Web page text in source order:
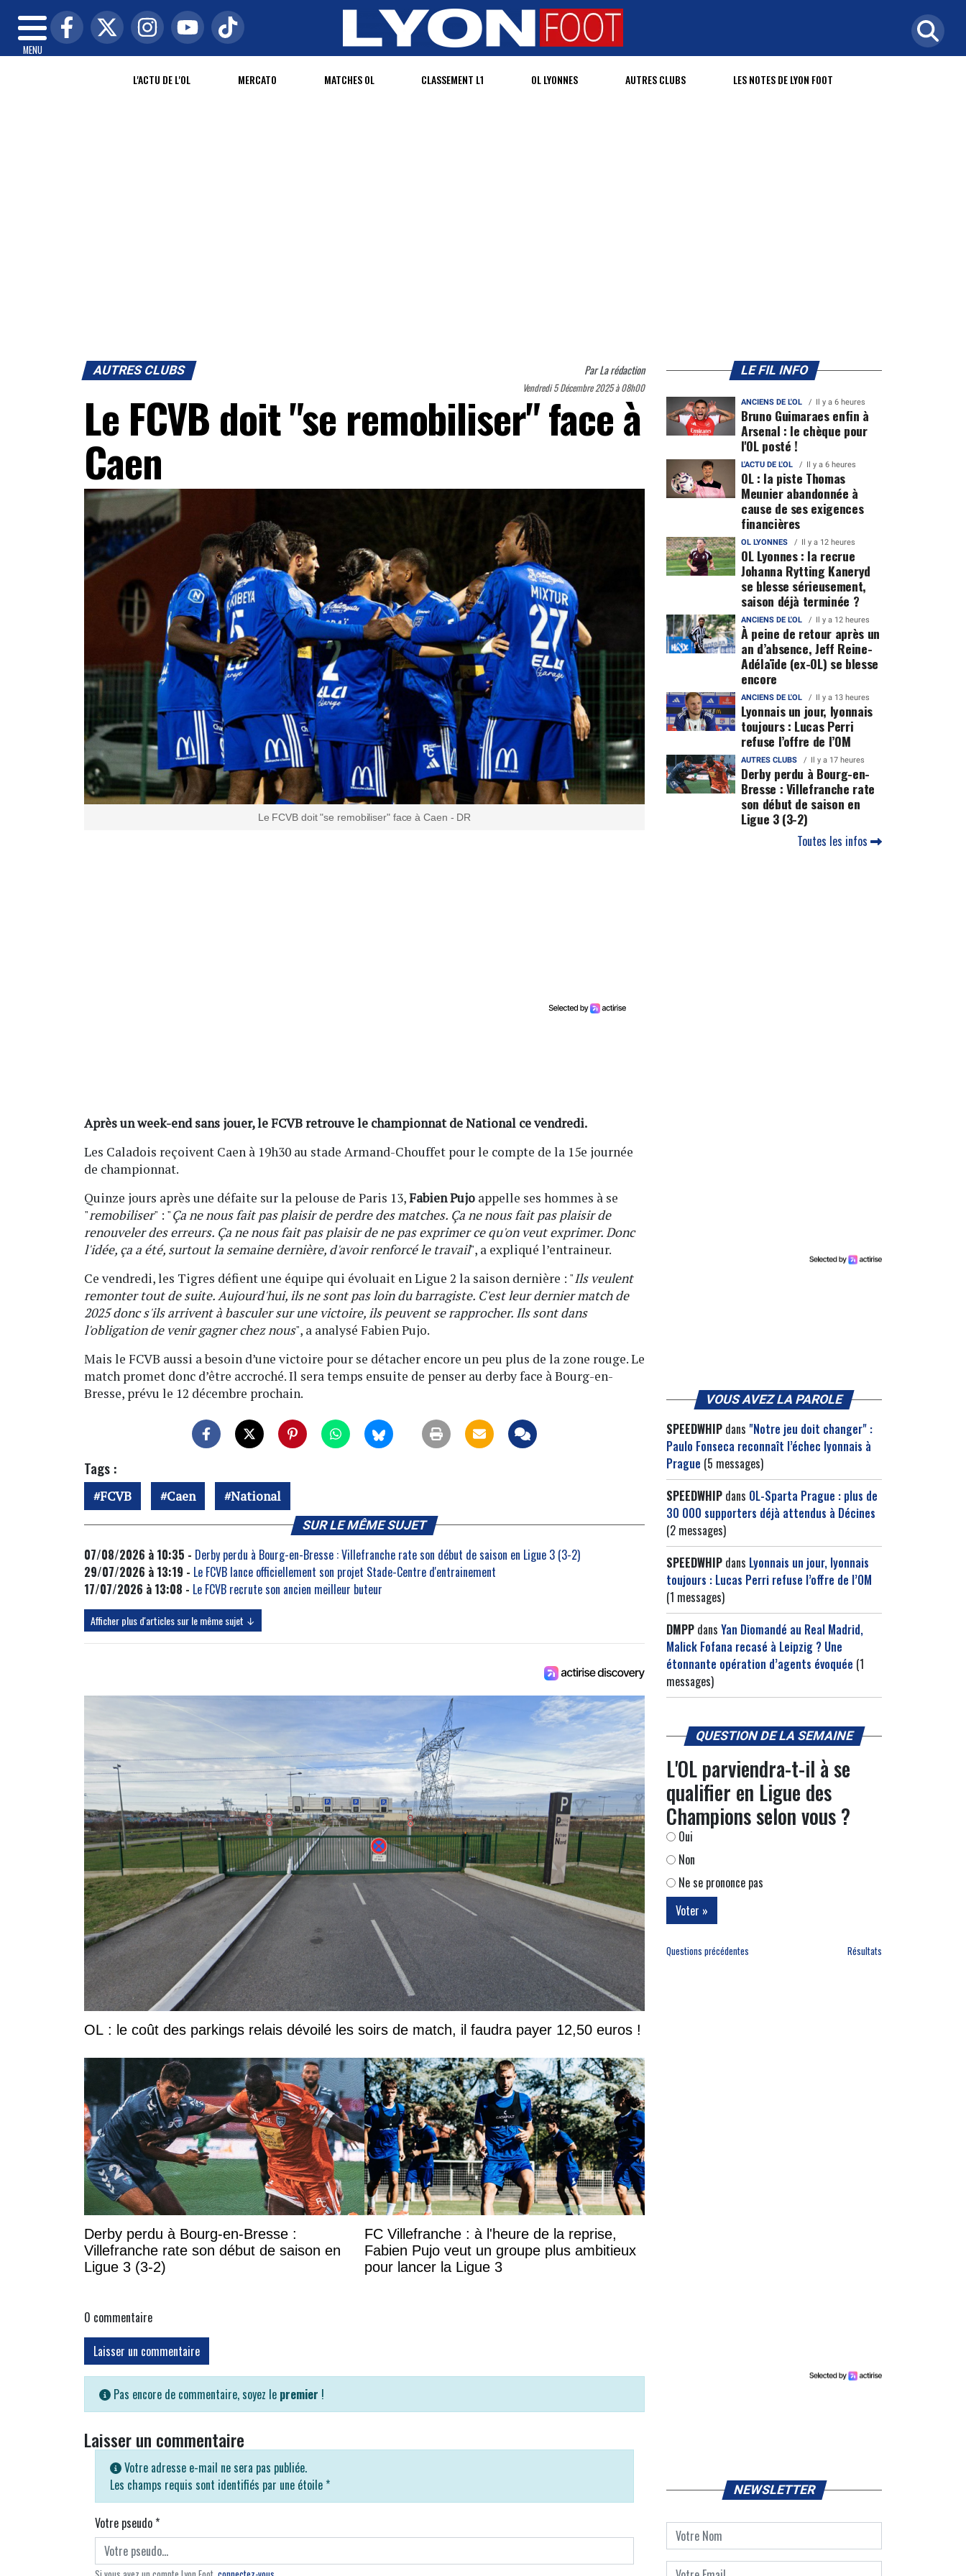
MENU
L'ACTU DE L'OL MERCATO MATCHES OL CLASSEMENT L1 OL LYONNES AUTRES CLUBS LES NOTES DE LYON FOOT
AUTRES CLUBS ParLa rédaction
Vendredi 5 Décembre 2025 à 08h00
Le FCVB doit "se remobiliser" face à
Caen
Le FCVB doit "se remobiliser" face à Caen - DR
Après un week-end sans jouer, le FCVB retrouve le championnat de National ce vendredi.
Les Caladois reçoivent Caen à 19h30 au stade Armand-Chouffet pour le compte de la 15e journée
de championnat.
Quinze jours après une défaite sur la pelouse de Paris 13,Fabien Pujo appelle ses hommes à se
"remobiliser" : "Ça ne nous fait pas plaisir de perdre des matches. Ça ne nous fait pas plaisir de
renouveler des erreurs. Ça ne nous fait pas plaisir de ne pas exprimer ce qu'on veut exprimer. Donc
l'idée, ça a été, surtout la semaine dernière, d'avoir renforcé le travail", a expliqué l’entraineur.
Ce vendredi, les Tigres défient une équipe qui évoluait en Ligue 2 la saison dernière : "Ils veulent
remonter tout de suite. Aujourd'hui, ils ne sont pas loin du barragiste. C'est leur dernier match de
2025 donc s'ils arrivent à basculer sur une victoire, ils peuvent se rapprocher. Ils sont dans
l'obligation de venir gagner chez nous", a analysé Fabien Pujo.
Mais le FCVB aussi a besoin d’une victoire pour se détacher encore un peu plus de la zone rouge. Le
match promet donc d’être accroché. Il sera temps ensuite de penser au derby face à Bourg-en-
Bresse, prévu le 12 décembre prochain.
Tags :
FCVB Caen National
SUR LE MÊME SUJET
07/08/2026 à 10:35 - Derby perdu à Bourg-en-Bresse : Villefranche rate son début de saison en Ligue 3 (3-2)
29/07/2026 à 13:19 - Le FCVB lance officiellement son projet Stade-Centre d'entrainement
17/07/2026 à 13:08 - Le FCVB recrute son ancien meilleur buteur
Afficher plus d'articles sur le même sujet ↓
OL : le coût des parkings relais dévoilé les soirs de match, il faudra payer 12,50 euros !
Derby perdu à Bourg-en-Bresse :
Villefranche rate son début de saison en
Ligue 3 (3-2)
FC Villefranche : à l'heure de la reprise,
Fabien Pujo veut un groupe plus ambitieux
pour lancer la Ligue 3
0 commentaire
Laisser un commentaire
Pas encore de commentaire, soyez le premier !
Laisser un commentaire
Votre adresse e-mail ne sera pas publiée.
Les champs requis sont identifiés par une étoile *
Votre pseudo*
LE FIL INFO
ANCIENS DE L'OL Il y a 6 heures
Bruno Guimaraes enfin à
Arsenal : le chèque pour
l'OL posté !
L'ACTU DE L'OL Il y a 6 heures
OL : la piste Thomas
Meunier abandonnée à
cause de ses exigences
financières
OL LYONNES Il y a 12 heures
OL Lyonnes : la recrue
Johanna Rytting Kaneryd
se blesse sérieusement,
saison déjà terminée ?
ANCIENS DE L'OL Il y a 12 heures
À peine de retour après un
an d’absence, Jeff Reine-
Adélaïde (ex-OL) se blesse
encore
ANCIENS DE L'OL Il y a 13 heures
Lyonnais un jour, lyonnais
toujours : Lucas Perri
refuse l’offre de l’OM
AUTRES CLUBS Il y a 17 heures
Derby perdu à Bourg-en-
Bresse : Villefranche rate
son début de saison en
Ligue 3 (3-2)
Toutes les infos
VOUS AVEZ LA PAROLE
SPEEDWHIP dans "Notre jeu doit changer" :
Paulo Fonseca reconnaît l’échec lyonnais à
Prague (5 messages)
SPEEDWHIP dans OL-Sparta Prague : plus de
30 000 supporters déjà attendus à Décines
(2 messages)
SPEEDWHIP dans Lyonnais un jour, lyonnais
toujours : Lucas Perri refuse l’offre de l’OM
(1 messages)
DMPP dans Yan Diomandé au Real Madrid,
Malick Fofana recasé à Leipzig ? Une
étonnante opération d’agents évoquée (1
messages)
QUESTION DE LA SEMAINE
L'OL parviendra-t-il à se
qualifier en Ligue des
Champions selon vous ?
Oui
Non
Ne se prononce pas
Questions précédentes Résultats
NEWSLETTER